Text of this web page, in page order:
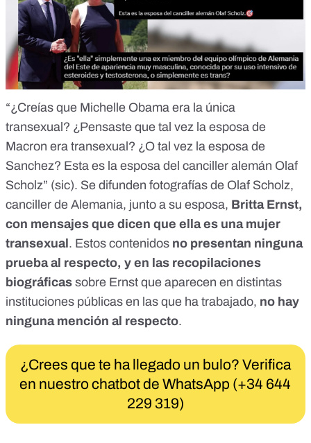
“¿Creías que Michelle Obama era la única
transexual? ¿Pensaste que tal vez la esposa de
Macron era transexual? ¿O tal vez la esposa de
Sanchez? Esta es la esposa del canciller alemán Olaf
Scholz” (sic). Se difunden fotografías de Olaf Scholz,
canciller de Alemania, junto a su esposa, Britta Ernst,
con mensajes que dicen que ella es una mujer
transexual. Estos contenidos no presentan ninguna
pruebaal respecto, y en las recopilaciones
biográficas sobre Ernst que aparecen en distintas
instituciones públicas en las que ha trabajado, no hay
ninguna mención al respecto.
¿Crees que te ha llegado un bulo? Verifica
en nuestro chatbot de WhatsApp (+34 644
229 319)